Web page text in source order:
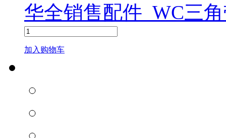
华全销售配件_WC三
加入购物车